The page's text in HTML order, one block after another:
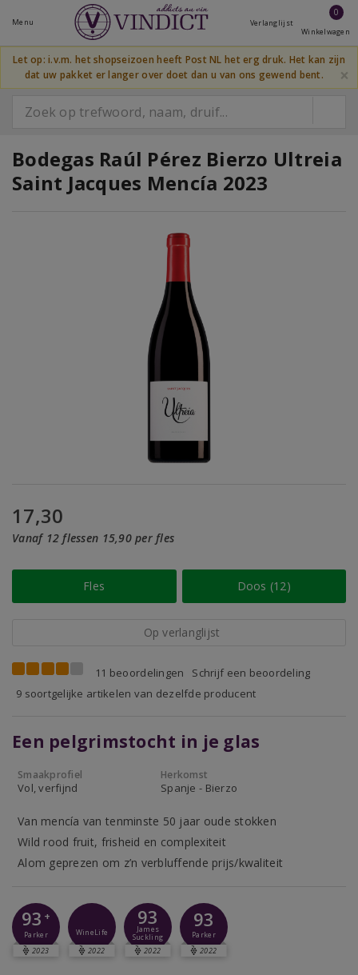
Menu Verlanglijst
0
Winkelwagen
Let op: i.v.m. het shopseizoen heeft Post NL het erg druk. Het kan zijn
dat uw pakket er langer over doet dan u van ons gewend bent.
×
Bodegas Raúl Pérez Bierzo Ultreia
Saint Jacques Mencía 2023
17,30
Vanaf 12 flessen 15,90 per fles
Fles Doos (12)
Op verlanglijst
11 beoordelingen
Schrijf een beoordeling
9 soortgelijke artikelen van dezelfde producent
Een pelgrimstocht in je glas
Smaakprofiel
Vol, verfijnd
Herkomst
Spanje - Bierzo
Van mencía van tenminste 50 jaar oude stokken
Wild rood fruit, frisheid en complexiteit
Alom geprezen om z’n verbluffende prijs/kwaliteit
93 +
Parker
2023
WineLife
2022
93
James
Suckling
2022
93
Parker
2022